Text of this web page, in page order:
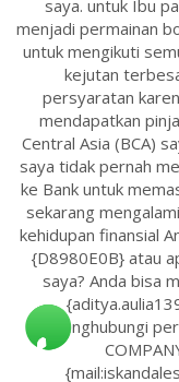
saya. untuk Ibu
menjadi permainan
untuk mengikuti
kejutan
persyaratan
mendapatkan
Central Asia (BCA)
saya tidak pernah
ke Bank untuk
sekarang
kehidupan finansial
{D8980E0B} atau
saya? Anda bisa
menghubungi